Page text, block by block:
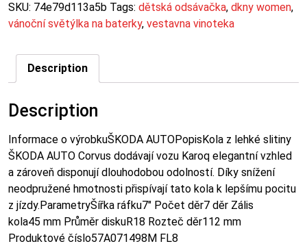
SKU: 74e79d113a5b Tags: dětská odsávačka, dkny women,
vánoční světýlka na baterky, vestavna vinoteka
Description
Description
Informace o výrobkuŠKODA AUTOPopisKola z lehké slitiny
ŠKODA AUTO Corvus dodávají vozu Karoq elegantní vzhled
a zároveň disponují dlouhodobou odolností. Díky snížení
neodpružené hmotnosti přispívají tato kola k lepšímu pocitu
z jízdy.ParametryŠířka ráfku7″ Počet děr7 děr Zális
kola45 mm Průměr diskuR18 Rozteč děr112 mm
Produktové číslo57A071498M FL8